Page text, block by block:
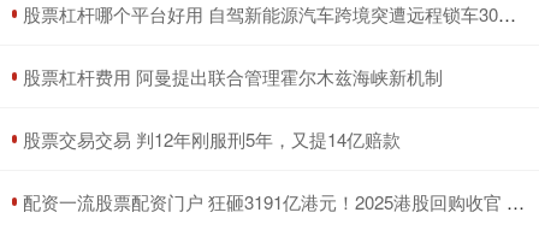
​股票杠杆哪个平台好用 自驾新能源汽车跨境突遭远程锁车30多小时 车主：事前未提醒出境会被锁车
​股票杠杆费用 阿曼提出联合管理霍尔木兹海峡新机制
​股票交易交易 判12年刚服刑5年，又提14亿赔款
​配资一流股票配资门户 狂砸3191亿港元！2025港股回购收官 腾讯独揽1/4 连续四年“称王”